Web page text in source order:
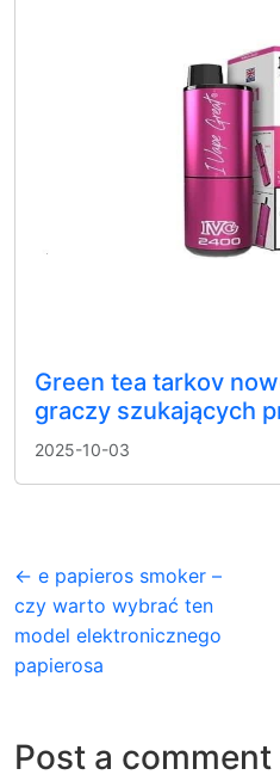
Green tea tarkov
graczy szukających
2025-10-03
← e papieros smoker –
czy warto wybrać ten
model elektronicznego
papierosa
Post a comment